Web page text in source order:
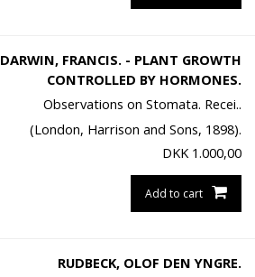
DARWIN, FRANCIS. - PLANT GROWTH
CONTROLLED BY HORMONES.
Observations on Stomata. Recei..
(London, Harrison and Sons, 1898).
DKK 1.000,00
Add to cart
RUDBECK, OLOF DEN YNGRE.